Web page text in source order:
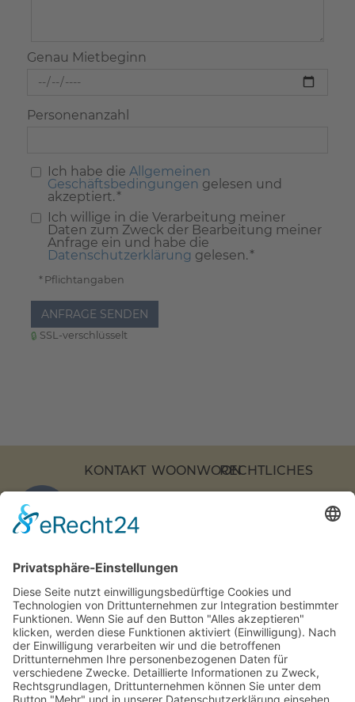
Genau Mietbeginn
Personenanzahl
Ich habe die Allgemeinen
Geschäftsbedingungen gelesen und
akzeptiert. *
Ich willige in die Verarbeitung meiner
Daten zum Zweck der Bearbeitung meiner
Anfrage ein und habe die
Datenschutzerklärung gelesen. *
* Pflichtangaben
ANFRAGE SENDEN
SSL-verschlüsselt
KONTAKT
KOCHSTRASSE 2
7, 10969 B
+49 (0)
30 217
86 55 0
INFO[AT]WOONWOON.DE
MONTAG-
DONNERSTAG:
WOONWOON
FAQS
RECHTLICHES
EINSTELLUNGEN